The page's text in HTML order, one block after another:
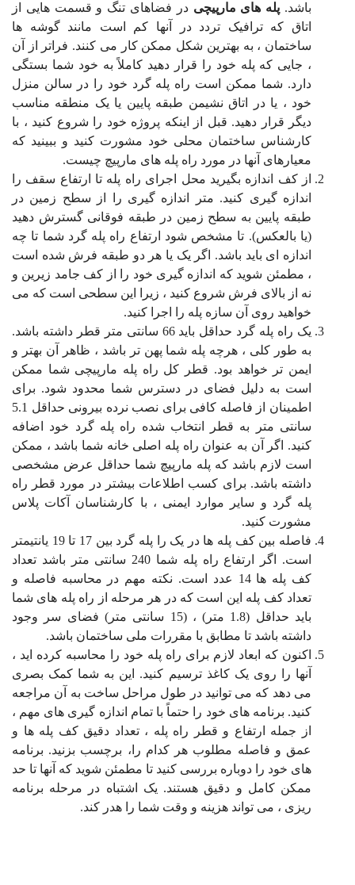
باشد. پله های مارپیچی در فضاهای تنگ و قسمت هایی از
اتاق که ترافیک تردد در آنها کم است مانند گوشه ها
ساختمان ، به بهترین شکل ممکن کار می کنند. فراتر از آن
، جایی که پله خود را قرار دهید کاملاً به خود شما بستگی
دارد. شما ممکن است راه پله گرد خود را در سالن منزل
خود ، یا در اتاق نشیمن طبقه پایین یا یک منطقه مناسب
دیگر قرار دهید. قبل از اینکه پروژه خود را شروع کنید ، با
کارشناس ساختمان محلی خود مشورت کنید و ببینید که
معیارهای آنها در مورد راه پله های مارپیچ چیست.
از کف اندازه بگیرید محل اجرای راه پله تا ارتفاع سقف را
اندازه گیری کنید. متر اندازه گیری را از سطح زمین در
طبقه پایین به سطح زمین در طبقه فوقانی گسترش دهید
(یا بالعکس). تا مشخص شود ارتفاع راه پله گرد شما تا چه
اندازه ای باید باشد. اگر یک یا هر دو طبقه فرش شده است
، مطمئن شوید که اندازه گیری خود را از کف جامد زیرین و
نه از بالای فرش شروع کنید ، زیرا این سطحی است که می
خواهید روی آن سازه پله را اجرا کنید.
یک راه پله گرد حداقل باید 66 سانتی متر قطر داشته باشد.
به طور کلی ، هرچه پله شما پهن تر باشد ، ظاهر آن بهتر و
ایمن تر خواهد بود. قطر کل راه پله مارپیچی شما ممکن
است به دلیل فضای در دسترس شما محدود شود. برای
اطمینان از فاصله کافی برای نصب نرده بیرونی حداقل 5.1
سانتی متر به قطر انتخاب شده راه پله گرد خود اضافه
کنید. اگر آن به عنوان راه پله اصلی خانه شما باشد ، ممکن
است لازم باشد که پله مارپیچ شما حداقل عرض مشخصی
داشته باشد. برای کسب اطلاعات بیشتر در مورد قطر راه
پله گرد و سایر موارد ایمنی ، با کارشناسان آکات پلاس
مشورت کنید.
فاصله بین کف پله ها در یک را پله گرد بین 17 تا 19 یانتیمتر
است. اگر ارتفاع راه پله شما 240 سانتی متر باشد تعداد
کف پله ها 14 عدد است. نکته مهم در محاسبه فاصله و
تعداد کف پله این است که در هر مرحله از راه پله های شما
باید حداقل (1.8 متر) ، (15 سانتی متر) فضای سر وجود
داشته باشد تا مطابق با مقررات ملی ساختمان باشد.
اکنون که ابعاد لازم برای راه پله خود را محاسبه کرده اید ،
آنها را روی یک کاغذ ترسیم کنید. این به شما کمک بصری
می دهد که می توانید در طول مراحل ساخت به آن مراجعه
کنید. برنامه های خود را حتماً با تمام اندازه گیری های مهم ،
از جمله ارتفاع و قطر راه پله ، تعداد دقیق کف پله ها و
عمق و فاصله مطلوب هر کدام را، برچسب بزنید. برنامه
های خود را دوباره بررسی کنید تا مطمئن شوید که آنها تا حد
ممکن کامل و دقیق هستند. یک اشتباه در مرحله برنامه
ریزی ، می تواند هزینه و وقت شما را هدر کند.